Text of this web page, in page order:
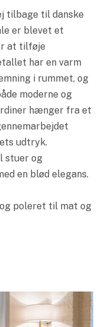
tilbage til danske
er blevet et
at tilføje
har en varm
i rummet, og
moderne og
hænger fra et
udtryk.
stuer og
en blød elegans.
poleret til mat og